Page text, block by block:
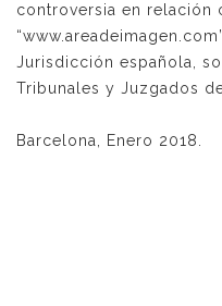
controversia en relación
Jurisdicción española,
Tribunales y Juzgados
Barcelona, Enero 2018.